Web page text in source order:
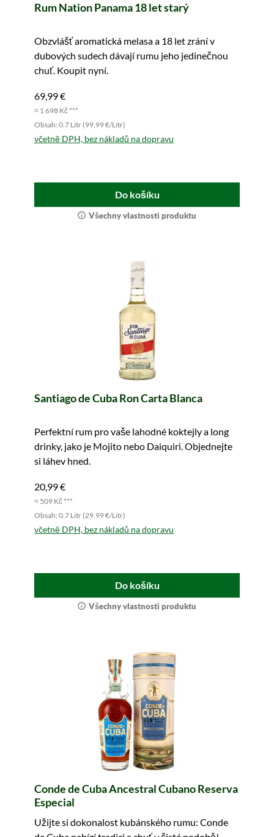
Rum Nation Panama 18 let starý
Obzvlášť aromatická melasa a 18 let zrání v
dubových sudech dávají rumu jeho jedinečnou
chuť. Koupit nyní.
69,99 €
≈ 1 698 Kč ***
Obsah: 0.7 Litr (99,99 €/Litr)
včetně DPH, bez nákladů na dopravu
Do košíku
Všechny vlastnosti produktu
Santiago de Cuba Ron Carta Blanca
Perfektní rum pro vaše lahodné koktejly a long
drinky, jako je Mojito nebo Daiquiri. Objednejte
si láhev hned.
20,99 €
≈ 509 Kč ***
Obsah: 0.7 Litr (29,99 €/Litr)
včetně DPH, bez nákladů na dopravu
Do košíku
Všechny vlastnosti produktu
Conde de Cuba Ancestral Cubano Reserva
Especial
Užijte si dokonalost kubánského rumu: Conde